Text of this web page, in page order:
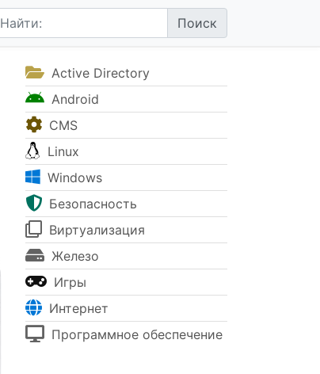
Active Directory
Android
CMS
Linux
Windows
Безопасность
Виртуализация
Железо
Игры
Интернет
Программное обеспечение